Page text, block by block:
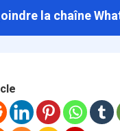
la chaîne